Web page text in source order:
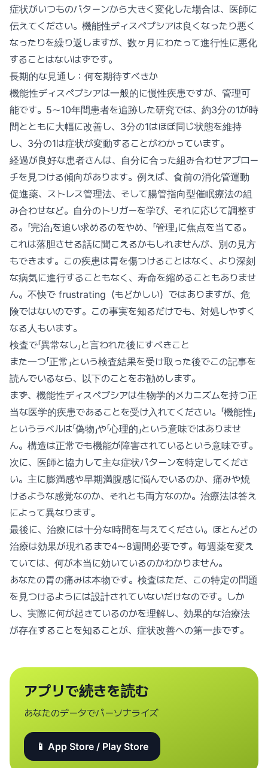
症状がいつものパターンから大きく変化した場合は、医師に
伝えてください。機能性ディスペプシアは良くなったり悪く
なったりを繰り返しますが、数ヶ月にわたって進行性に悪化
することはないはずです。
長期的な見通し：何を期待すべきか
機能性ディスペプシアは一般的に慢性疾患ですが、管理可
能です。5〜10年間患者を追跡した研究では、約3分の1が時
間とともに大幅に改善し、3分の1はほぼ同じ状態を維持
し、3分の1は症状が変動することがわかっています。
経過が良好な患者さんは、自分に合った組み合わせアプロー
チを見つける傾向があります。例えば、食前の消化管運動
促進薬、ストレス管理法、そして腸管指向型催眠療法の組
み合わせなど。自分のトリガーを学び、それに応じて調整す
る。「完治」を追い求めるのをやめ、「管理」に焦点を当てる。
これは落胆させる話に聞こえるかもしれませんが、別の見方
もできます。この疾患は胃を傷つけることはなく、より深刻
な病気に進行することもなく、寿命を縮めることもありませ
ん。不快で frustrating（もどかしい）ではありますが、危
険ではないのです。この事実を知るだけでも、対処しやすく
なる人もいます。
検査で「異常なし」と言われた後にすべきこと
また一つ「正常」という検査結果を受け取った後でこの記事を
読んでいるなら、以下のことをお勧めします。
まず、機能性ディスペプシアは生物学的メカニズムを持つ正
当な医学的疾患であることを受け入れてください。「機能性」
というラベルは「偽物」や「心理的」という意味ではありませ
ん。構造は正常でも機能が障害されているという意味です。
次に、医師と協力して主な症状パターンを特定してくださ
い。主に膨満感や早期満腹感に悩んでいるのか、痛みや焼
けるような感覚なのか、それとも両方なのか。治療法は答え
によって異なります。
最後に、治療には十分な時間を与えてください。ほとんどの
治療は効果が現れるまで4〜8週間必要です。毎週薬を変え
ていては、何が本当に効いているのかわかりません。
あなたの胃の痛みは本物です。検査はただ、この特定の問題
を見つけるようには設計されていないだけなのです。しか
し、実際に何が起きているのかを理解し、効果的な治療法
が存在することを知ることが、症状改善への第一歩です。
アプリで続きを読む
あなたのデータでパーソナライズ
📱 App Store / Play Store